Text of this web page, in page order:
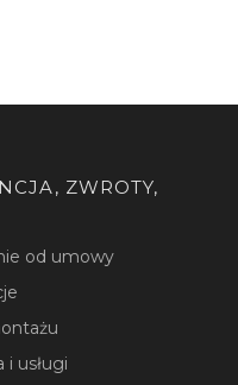
ZWROTY,
od umowy
i usługi